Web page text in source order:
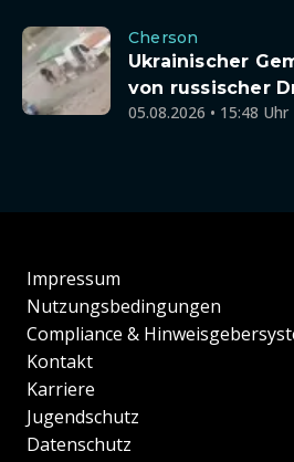
Cherson
Ukrainischer
von russischer
05.08.2026 • 15:48 Uhr
Impressum
Nutzungsbedingungen
Compliance &
Kontakt
Karriere
Jugendschutz
Datenschutz